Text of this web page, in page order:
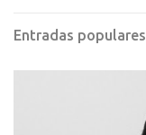
Entradas populares